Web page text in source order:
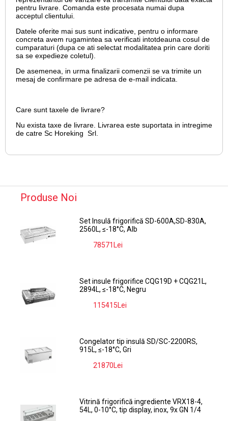
pentru livrare. Comanda este procesata numai dupa
acceptul clientului.
Datele oferite mai sus sunt indicative, pentru o informare
concreta avem rugamintea sa verificati intotdeauna cosul de
cumparaturi (dupa ce ati selectat modalitatea prin care doriti
sa se expedieze coletul).
De asemenea, in urma finalizarii comenzii se va trimite un
mesaj de confirmare pe adresa de e-mail indicata.
Care sunt taxele de livrare?
Nu exista taxe de livrare. Livrarea este suportata in intregime
de catre Sc Horeking Srl.
Produse Noi
Set Insulă frigorifică SD-600A,SD-830A,
2560L, ≤-18°C, Alb
78571Lei
Set insule frigorifice CQG19D + CQG21L,
2894L, ≤-18°C, Negru
115415Lei
Congelator tip insulă SD/SC-2200RS,
915L, ≤-18°C, Gri
21870Lei
Vitrină frigorifică ingrediente VRX18-4,
54L, 0-10°C, tip display, inox, 9x GN 1/4